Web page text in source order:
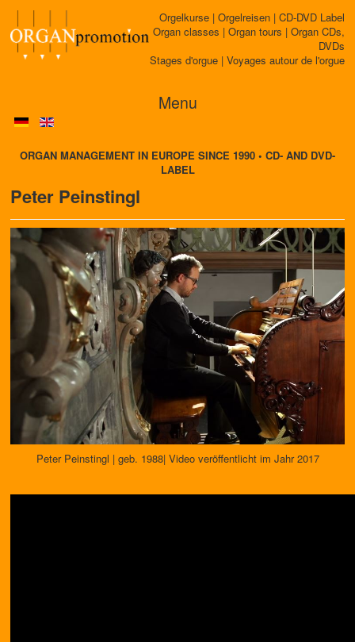
Orgelkurse | Orgelreisen | CD-DVD Label
Organ classes | Organ tours | Organ CDs,
DVDs
Stages d'orgue | Voyages autour de l'orgue
Menu
ORGAN MANAGEMENT IN EUROPE SINCE 1990 • CD- AND DVD-
LABEL
Peter Peinstingl
Peter Peinstingl | geb. 1988| Video veröffentlicht im Jahr 2017